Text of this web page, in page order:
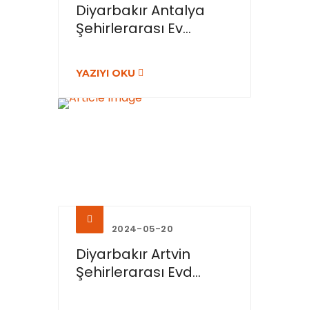
Diyarbakır Antalya
Şehirlerarası Ev...
YAZIYI OKU
2024-05-20
Diyarbakır Artvin
Şehirlerarası Evd...